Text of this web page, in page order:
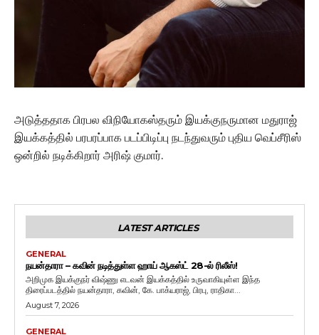
அடுத்ததாக பிரபல விநியோகஸ்தரும் இயக்குநருமான மதுராஜ்
இயக்கத்தில் பரபரப்பாக படப்பிடிப்பு நடந்துவரும் புதிய வெப்சீரிஸ்
ஒன்றில் நடிக்கிறார் அரிஷ் குமார்.
LATEST ARTICLES
GENERAL
நயன்தாரா – கவின் நடித்துள்ள ஹாய் ஆகஸ்ட் 28-ல் ரிலீஸ்!
அறிமுக இயக்குநர் விஷ்ணு எடவன் இயக்கத்தில் உருவாகியுள்ள இந்த
திரைப்படத்தில் நயன்தாரா, கவின், கே. பாக்யராஜ், பிரபு, ராதிகா...
August 7, 2026
GENERAL